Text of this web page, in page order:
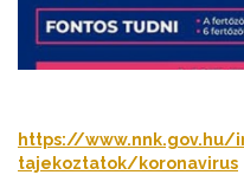
https://www.nnk.gov.hu/
tajekoztatok/koronavirus